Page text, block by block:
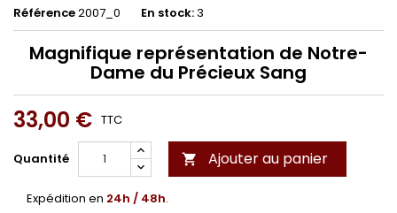
Référence2007_0 En stock:3
Magnifique représentation de Notre-
Dame du Précieux Sang
33,00 € TTC
Quantité  Ajouter au panier
Expédition en 24h / 48h.